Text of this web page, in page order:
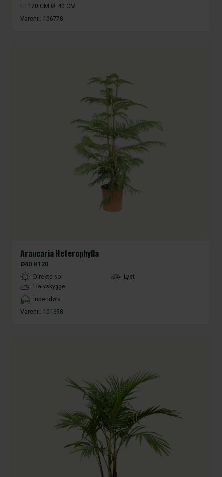
H: 120 CM Ø: 40 CM
Varenr.: 106778
Araucaria Heterophylla
Ø40 H120
LightTypeDirekte sol
Lyst
Halvskygge
Placement
Indendørs
Varenr.: 101698